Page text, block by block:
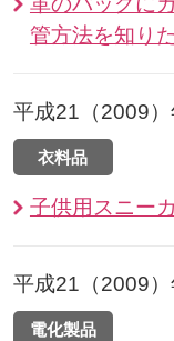
管方法を知り
平成21（2009）
衣料品
子供用スニー
平成21（2009）
電化製品